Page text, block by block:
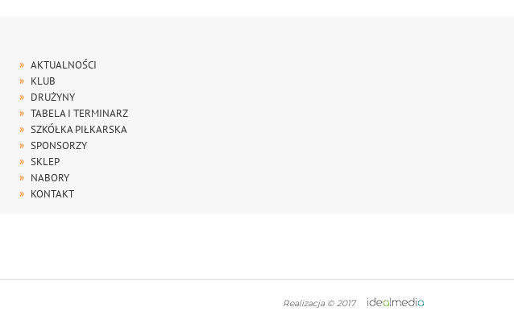
AKTUALNOŚCI
KLUB
DRUŻYNY
TABELA I TERMINARZ
SZKÓŁKA PIŁKARSKA
SPONSORZY
SKLEP
NABORY
KONTAKT
Realizacja © 2017